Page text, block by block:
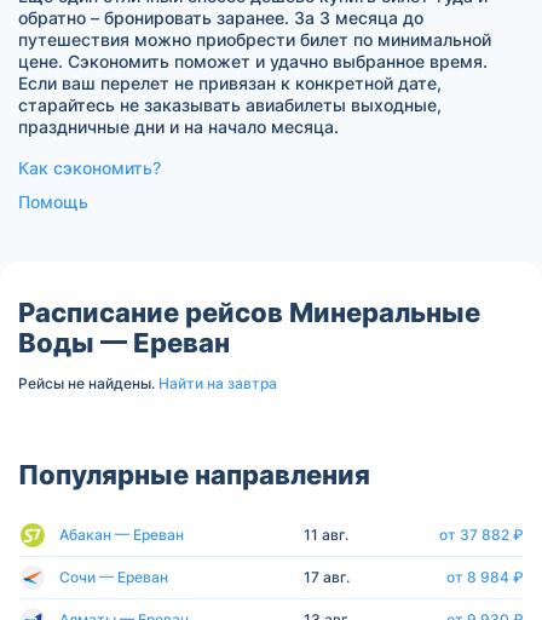
обратно – бронировать заранее. За 3 месяца до
путешествия можно приобрести билет по минимальной
цене. Сэкономить поможет и удачно выбранное время.
Если ваш перелет не привязан к конкретной дате,
старайтесь не заказывать авиабилеты выходные,
праздничные дни и на начало месяца.
Как сэкономить?
Помощь
Расписание рейсов Минеральные
Воды — Ереван
Рейсы не найдены. Найти на завтра
Популярные направления
Абакан — Ереван 11 авг. от 37 882 ₽
Сочи — Ереван 17 авг. от 8 984 ₽